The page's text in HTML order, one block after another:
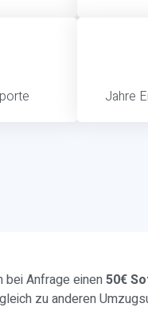
Jahre
bei Anfrage einen50€
zu anderen